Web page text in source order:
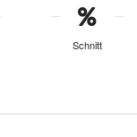
Schnitt